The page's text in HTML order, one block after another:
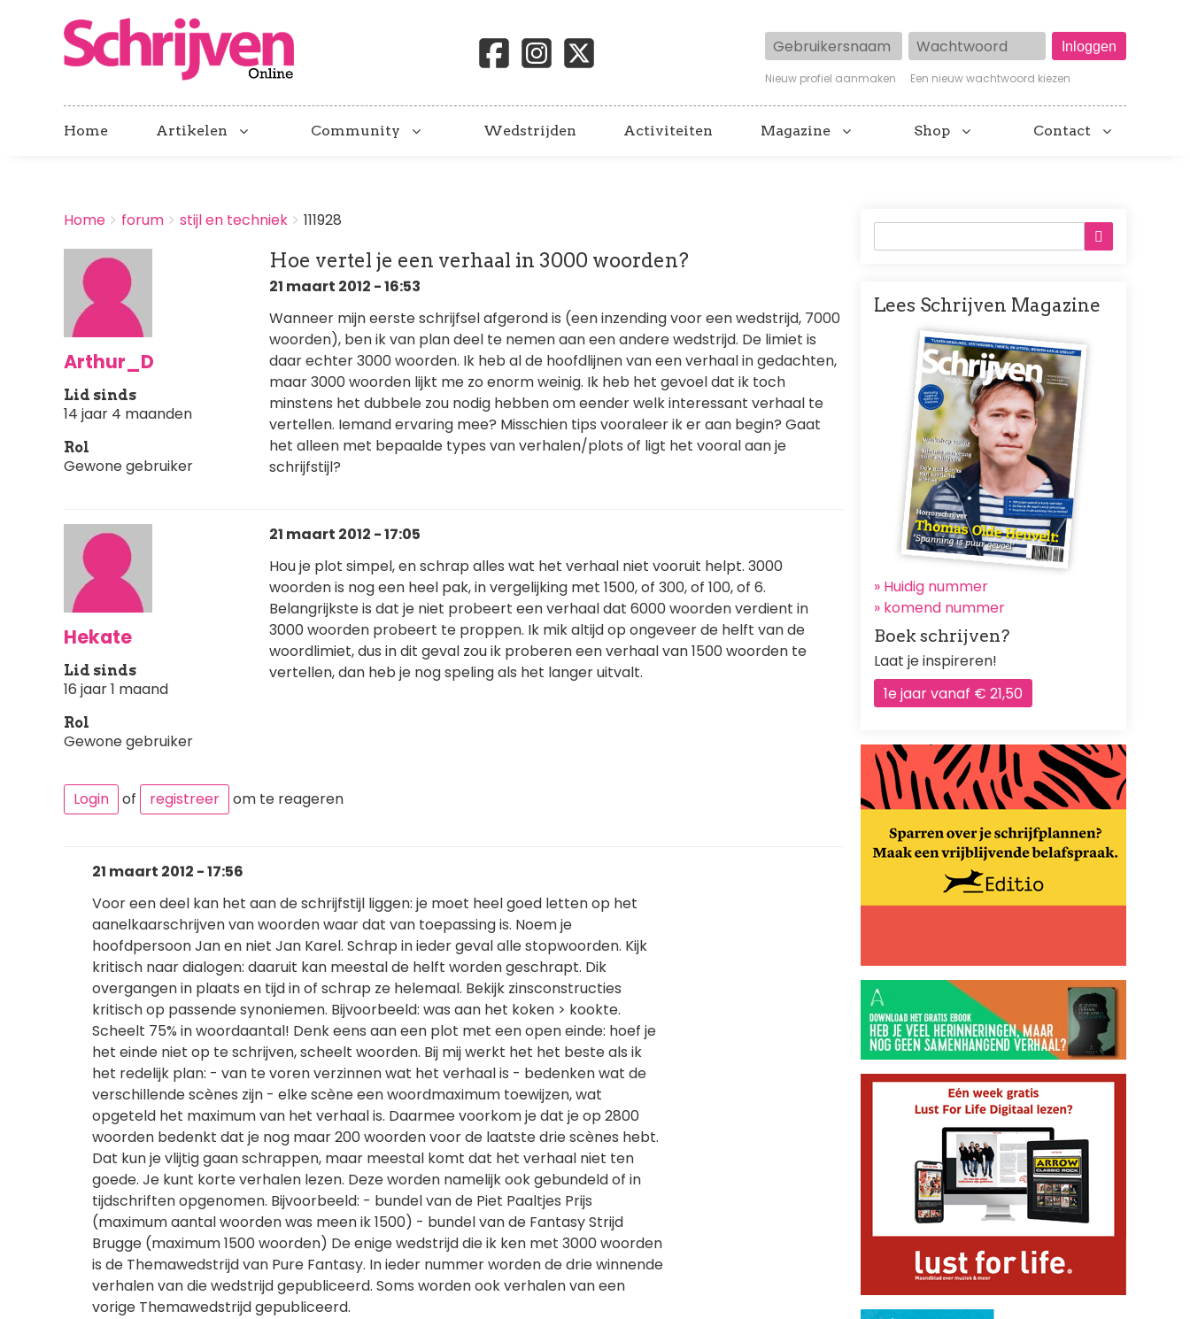
Gebruikersnaam Wachtwoord
Nieuw profiel aanmaken Een nieuw wachtwoord kiezen
Home Artikelen Community Wedstrijden Activiteiten Magazine Shop Contact
BREADCRUMBS
You
here:
Home forum stijl en techniek 111928
Arthur_D
Lid sinds
14 jaar 4 maanden
Rol
Gewone gebruiker
Hoe vertel je een verhaal in 3000 woorden?
21 maart 2012 - 16:53
Wanneer mijn eerste schrijfsel afgerond is (een inzending voor een wedstrijd, 7000
woorden), ben ik van plan deel te nemen aan een andere wedstrijd. De limiet is
daar echter 3000 woorden. Ik heb al de hoofdlijnen van een verhaal in gedachten,
maar 3000 woorden lijkt me zo enorm weinig. Ik heb het gevoel dat ik toch
minstens het dubbele zou nodig hebben om eender welk interessant verhaal te
vertellen. Iemand ervaring mee? Misschien tips vooraleer ik er aan begin? Gaat
het alleen met bepaalde types van verhalen/plots of ligt het vooral aan je
schrijfstijl?
Hekate
Lid sinds
16 jaar 1 maand
Rol
Gewone gebruiker
21 maart 2012 - 17:05
Hou je plot simpel, en schrap alles wat het verhaal niet vooruit helpt. 3000
woorden is nog een heel pak, in vergelijking met 1500, of 300, of 100, of 6.
Belangrijkste is dat je niet probeert een verhaal dat 6000 woorden verdient in
3000 woorden probeert te proppen. Ik mik altijd op ongeveer de helft van de
woordlimiet, dus in dit geval zou ik proberen een verhaal van 1500 woorden te
vertellen, dan heb je nog speling als het langer uitvalt.
Login of registreer om te reageren
21 maart 2012 - 17:56
Voor een deel kan het aan de schrijfstijl liggen: je moet heel goed letten op het
aanelkaarschrijven van woorden waar dat van toepassing is. Noem je
hoofdpersoon Jan en niet Jan Karel. Schrap in ieder geval alle stopwoorden. Kijk
kritisch naar dialogen: daaruit kan meestal de helft worden geschrapt. Dik
overgangen in plaats en tijd in of schrap ze helemaal. Bekijk zinsconstructies
kritisch op passende synoniemen. Bijvoorbeeld: was aan het koken > kookte.
Scheelt 75% in woordaantal! Denk eens aan een plot met een open einde: hoef je
het einde niet op te schrijven, scheelt woorden. Bij mij werkt het het beste als ik
het redelijk plan: - van te voren verzinnen wat het verhaal is - bedenken wat de
verschillende scènes zijn - elke scène een woordmaximum toewijzen, wat
opgeteld het maximum van het verhaal is. Daarmee voorkom je dat je op 2800
woorden bedenkt dat je nog maar 200 woorden voor de laatste drie scènes hebt.
Dat kun je vlijtig gaan schrappen, maar meestal komt dat het verhaal niet ten
goede. Je kunt korte verhalen lezen. Deze worden namelijk ook gebundeld of in
tijdschriften opgenomen. Bijvoorbeeld: - bundel van de Piet Paaltjes Prijs
(maximum aantal woorden was meen ik 1500) - bundel van de Fantasy Strijd
Brugge (maximum 1500 woorden) De enige wedstrijd die ik ken met 3000 woorden
is de Themawedstrijd van Pure Fantasy. In ieder nummer worden de drie winnende
verhalen van die wedstrijd gepubliceerd. Soms worden ook verhalen van een
vorige Themawedstrijd gepubliceerd.
Lees Schrijven Magazine
Afbeelding
» Huidig nummer
» komend nummer
Boek schrijven?
Laat je inspireren!
1e jaar vanaf € 21,50